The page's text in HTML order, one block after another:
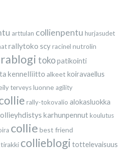
arttulan collienpentu hurjasudet
rallytoko scyracinel nutrolin
tokopatikointi
kennelliitto alkeet koiravaellus
terveysluonne agility
rally-tokovalio alokasluokka
karhunpennutkoulutus
collie best friend
collieblogi tottelevaisuus